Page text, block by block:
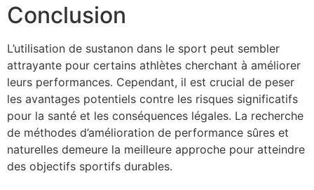
Conclusion
L’utilisation de sustanon dans le sport peut sembler
attrayante pour certains athlètes cherchant à améliorer
leurs performances. Cependant, il est crucial de peser
les avantages potentiels contre les risques significatifs
pour la santé et les conséquences légales. La recherche
de méthodes d’amélioration de performance sûres et
naturelles demeure la meilleure approche pour atteindre
des objectifs sportifs durables.